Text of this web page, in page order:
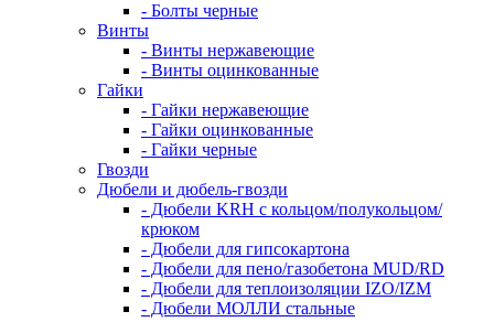
- Болты черные
Винты
- Винты нержавеющие
- Винты оцинкованные
Гайки
- Гайки нержавеющие
- Гайки оцинкованные
- Гайки черные
Гвозди
Дюбели и дюбель-гвозди
- Дюбели KRH с кольцом/полукольцом/
крюком
- Дюбели для гипсокартона
- Дюбели для пено/газобетона MUD/RD
- Дюбели для теплоизоляции IZO/IZM
- Дюбели МОЛЛИ стальные